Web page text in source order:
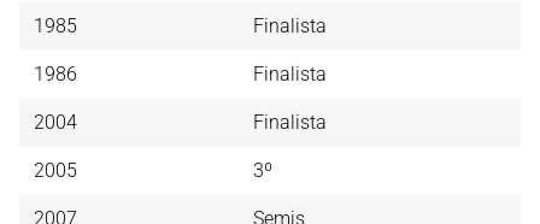
1985 Finalista
1986 Finalista
2004 Finalista
2005 3º
2007 Semis